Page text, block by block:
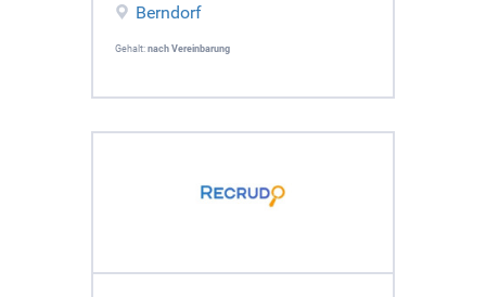
Berndorf
Gehalt: nach Vereinbarung